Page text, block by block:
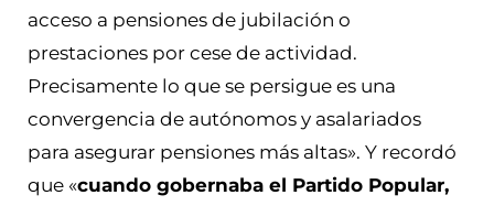
acceso a pensiones de jubilación o
prestaciones por cese de actividad.
Precisamente lo que se persigue es una
convergencia de autónomos y asalariados
para asegurar pensiones más altas». Y recordó
que «cuando gobernaba el Partido Popular,